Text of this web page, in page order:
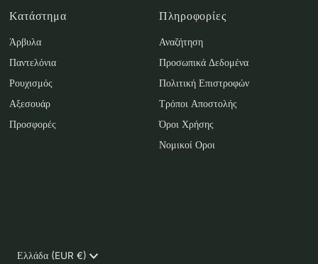
Κατάστημα
Άρβυλα
Παντελόνια
Ρουχισμός
Αξεσουάρ
Προσφορές
Πληροφορίες
Αναζήτηση
Προσωπικά Δεδομένα
Πολιτική Επιστροφών
Τρόποι Αποστολής
Όροι Χρήσης
Νομικοί Οροι
Νόμισμα
Ελλάδα (EUR €)